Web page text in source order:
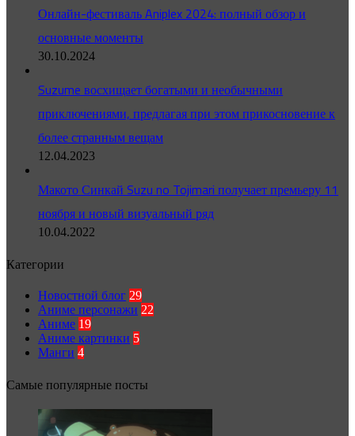
Онлайн-фестиваль Aniplex 2024: полный обзор и
основные моменты
30.10.2024
Suzume восхищает богатыми и необычными
приключениями, предлагая при этом прикосновение к
более странным вещам
12.04.2023
Макото Синкай Suzu no Tojimari получает премьеру 11
ноября и новый визуальный ряд
10.04.2022
Категории
Новостной блог 29
Аниме персонажи 22
Аниме 19
Аниме картинки 5
Манги 4
Самые популярные посты